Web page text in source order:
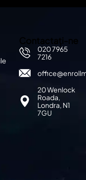
Contactați-ne
020 7965
7216
20 Wenlock
Roada,
Londra, N1
7GU